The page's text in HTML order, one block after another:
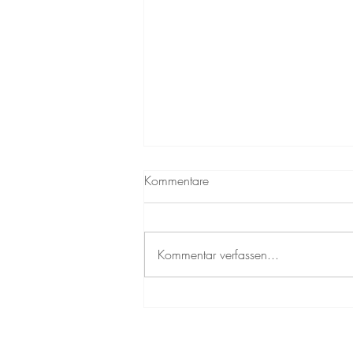
Kommentare
Kommentar verfassen...